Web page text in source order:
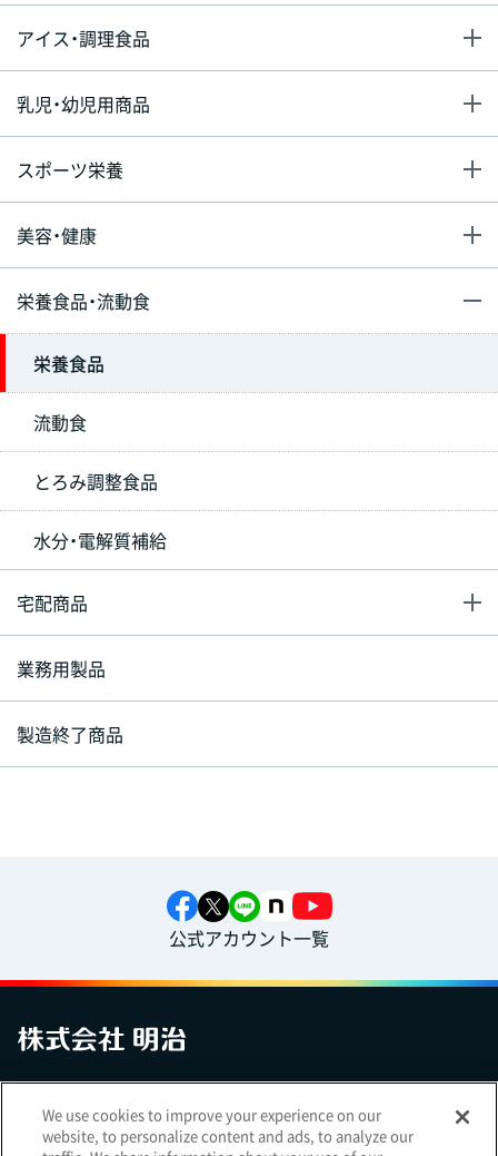
アイス・調理食品
乳児・幼児用商品
スポーツ栄養
美容・健康
栄養食品・流動食
栄養食品
流動食
とろみ調整食品
水分・電解質補給
宅配商品
業務用製品
製造終了商品
公式アカウント一覧
アクセシビリティへの対応方針ご利用規約明治グループのDX
Cookie Settings
We use cookies to improve your experience on our
website, to personalize content and ads, to analyze our